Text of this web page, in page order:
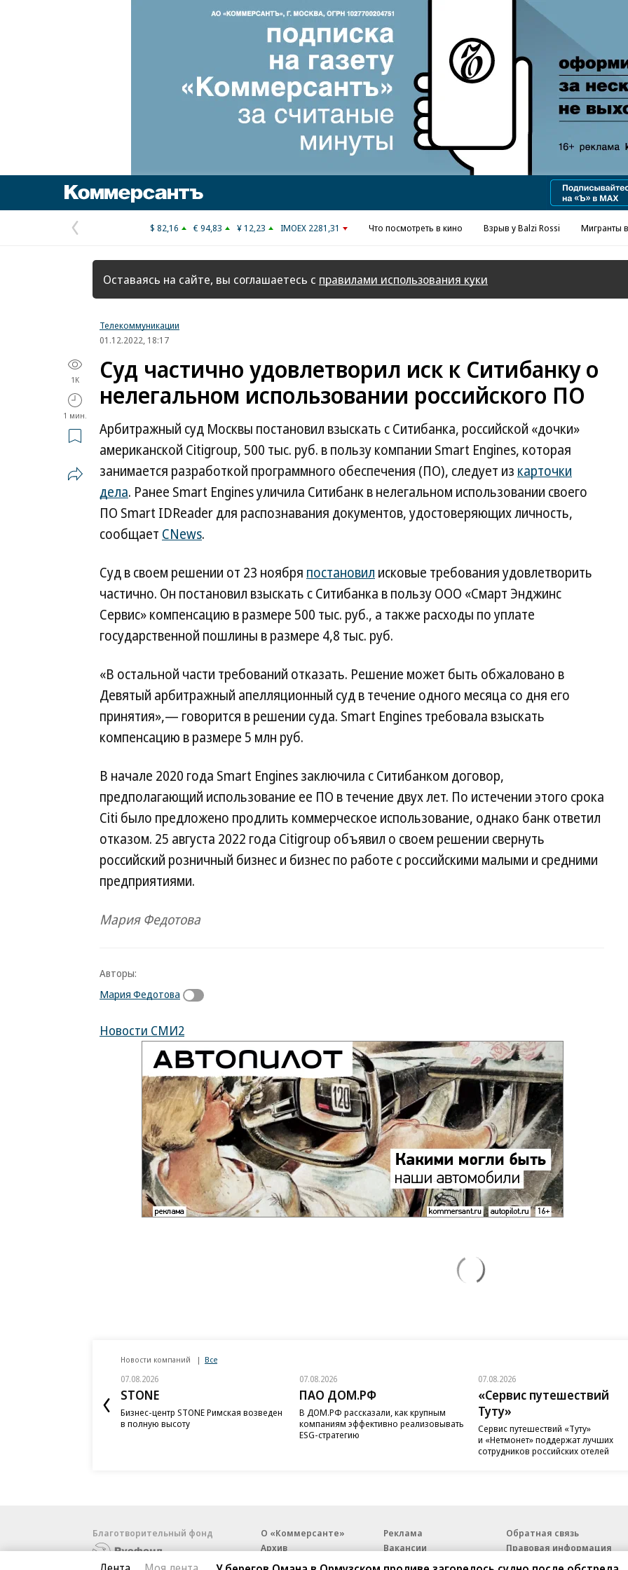
Реклама в «Ъ» www.kommersant.ru/ad
Предыдущая
страница
$ 82,16 € 94,83 ¥ 12,23 IMOEX 2281,31 Что посмотреть в кино Взрыв у Balzi Rossi Мигранты
Оставаясь на сайте, вы соглашаетесь с правилами использования куки
Телекоммуникации
01.12.2022, 18:17
1K
1 мин.
Суд частично удовлетворил иск к Ситибанку о
нелегальном использовании российского ПО
Арбитражный суд Москвы постановил взыскать с Ситибанка, российской «дочки»
американской Citigroup, 500 тыс. руб. в пользу компании Smart Engines, которая
занимается разработкой программного обеспечения (ПО), следует из карточки
дела. Ранее Smart Engines уличила Ситибанк в нелегальном использовании своего
ПО Smart IDReader для распознавания документов, удостоверяющих личность,
сообщает CNews.
Суд в своем решении от 23 ноября постановил исковые требования удовлетворить
частично. Он постановил взыскать с Ситибанка в пользу ООО «Смарт Энджинс
Сервис» компенсацию в размере 500 тыс. руб., а также расходы по уплате
государственной пошлины в размере 4,8 тыс. руб.
«В остальной части требований отказать. Решение может быть обжаловано в
Девятый арбитражный апелляционный суд в течение одного месяца со дня его
принятия»,— говорится в решении суда. Smart Engines требовала взыскать
компенсацию в размере 5 млн руб.
В начале 2020 года Smart Engines заключила с Ситибанком договор,
предполагающий использование ее ПО в течение двух лет. По истечении этого срока
Citi было предложено продлить коммерческое использование, однако банк ответил
отказом. 25 августа 2022 года Citigroup объявил о своем решении свернуть
российский розничный бизнес и бизнес по работе с российскими малыми и средними
предприятиями.
Мария Федотова
Авторы:
Мария Федотова
Новости СМИ2
Новости компаний Все
07.08.2026
STONE
Бизнес-центр STONE Римская возведен
в полную высоту
07.08.2026
ПАО ДОМ.РФ
В ДОМ.РФ рассказали, как крупным
компаниям эффективно реализовывать
ESG-стратегию
07.08.2026
«Сервис путешествий
Туту»
Сервис путешествий «Туту»
и «Нетмонет» поддержат лучших
сотрудников российских отелей
Благотворительный фонд
О «Коммерсанте»
Архив
Контакты
Реклама
Вакансии
Обратная связь
Правовая информация
E-mail рассылки